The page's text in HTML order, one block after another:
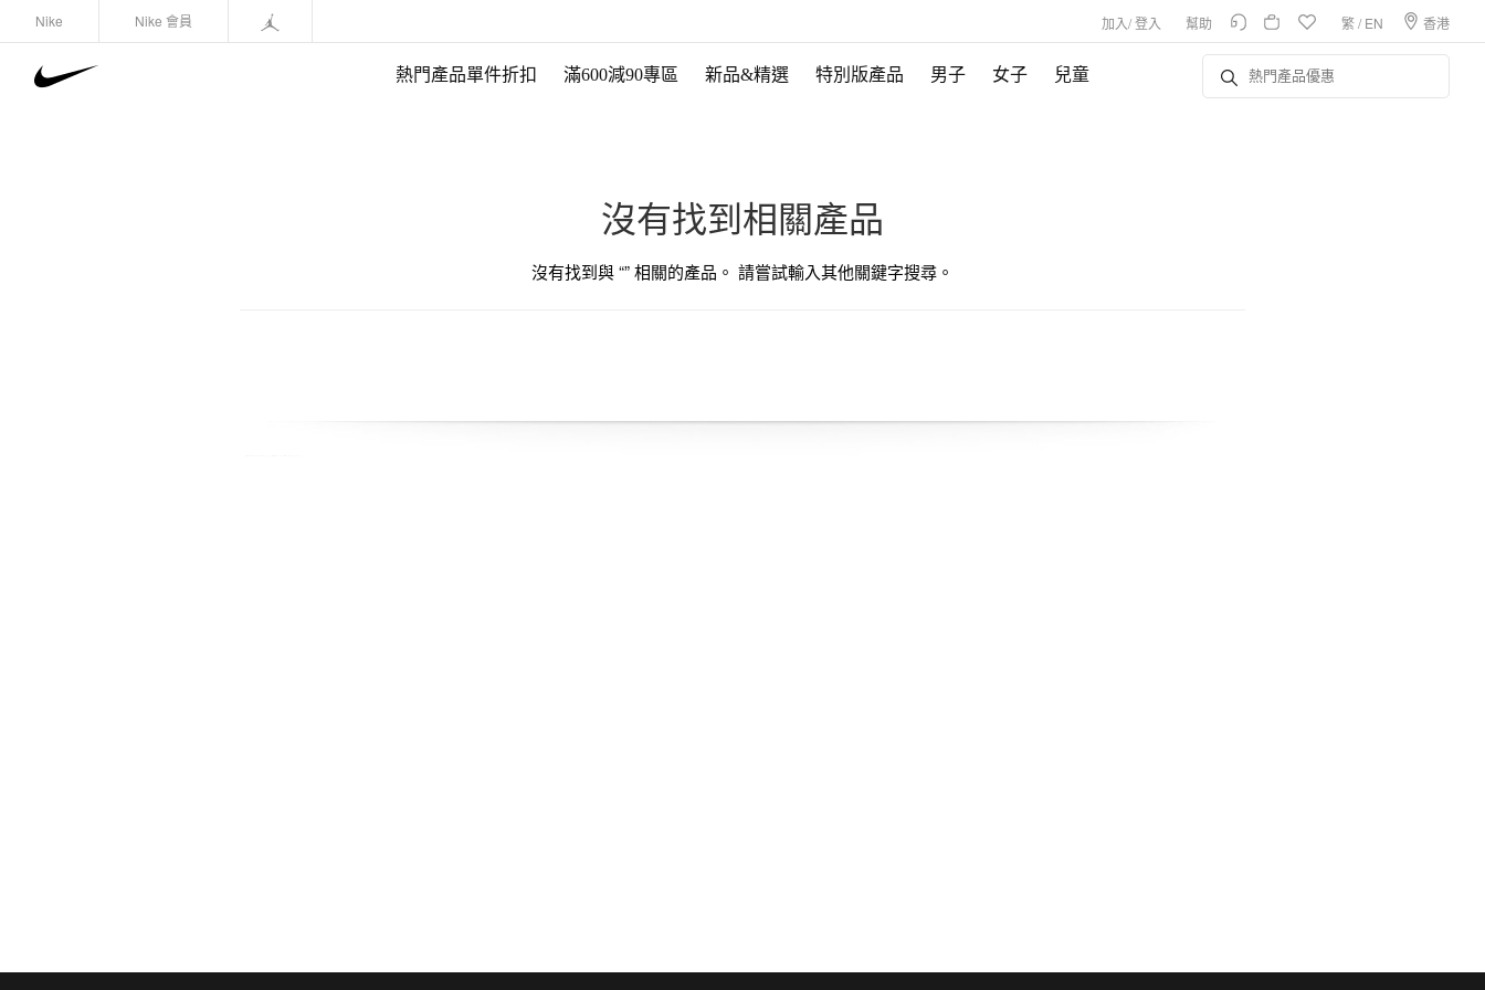
Nike Nike 會員 加入/登入 幫助 繁/ EN 香港
熱門產品單件折扣 滿600減90專區 新品&精選 特別版產品 男子 女子 兒童
沒有找到相關產品
沒有找到與 “” 相關的產品。 請嘗試輸入其他關鍵字搜尋。